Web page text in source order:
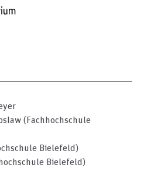
(Fachhochschule
Bielefeld)
Bielefeld)